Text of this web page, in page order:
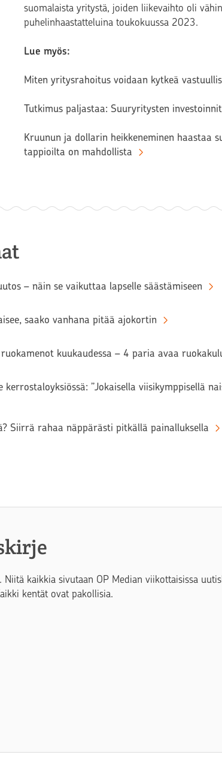
suomalaista yritystä, joiden liikevaihto oli
puhelinhaastatteluina toukokuussa 2023.
Lue myös:
Miten yritysrahoitus voidaan kytkeä
Tutkimus paljastaa: Suuryritysten
Kruunun ja dollarin heikkeneminen haastaa
tappioilta on mahdollista
– näin se vaikuttaa lapselle säästämiseen
saako vanhana pitää ajokortin
ruokamenot kuukaudessa – 4 paria avaa
kerrostaloyksiössä: ”Jokaisella viisikymppisellä
Siirrä rahaa näppärästi pitkällä painalluksella
Niitä kaikkia sivutaan OP Median viikottaisissa
kentät ovat pakollisia.